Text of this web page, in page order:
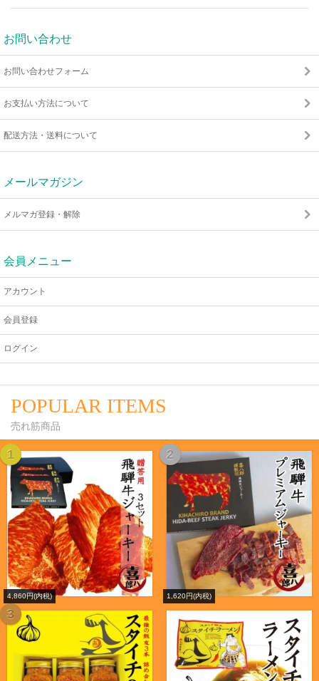
お問い合わせ
お問い合わせフォーム
お支払い方法について
配送方法・送料について
メールマガジン
メルマガ登録・解除
会員メニュー
アカウント
会員登録
ログイン
POPULAR ITEMS
売れ筋商品
1
4,860円(内税)
2
1,620円(内税)
3